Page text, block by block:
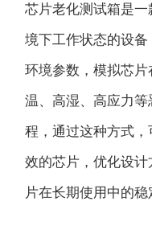
芯⽚⽼化测试箱是
境下⼯作状态的设
环境参数，模拟芯
温、⾼湿、⾼应⼒
程，通过这种⽅式
效的芯⽚，优化设
⽚在⻓期使⽤中的稳